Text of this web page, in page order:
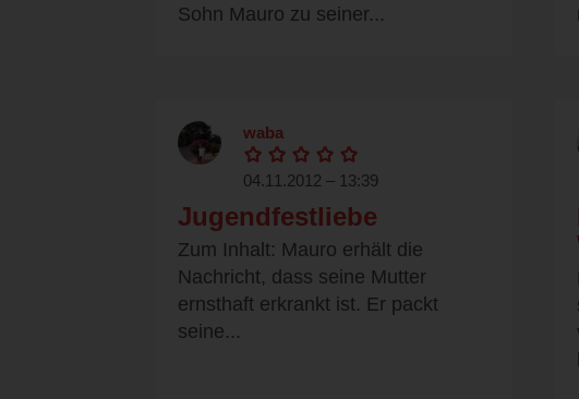
Sohn Mauro zu seiner...
waba
04.11.2012 – 13:39
Jugendfestliebe
Zum Inhalt: Mauro erhält die
Nachricht, dass seine Mutter
ernsthaft erkrankt ist. Er packt
seine...